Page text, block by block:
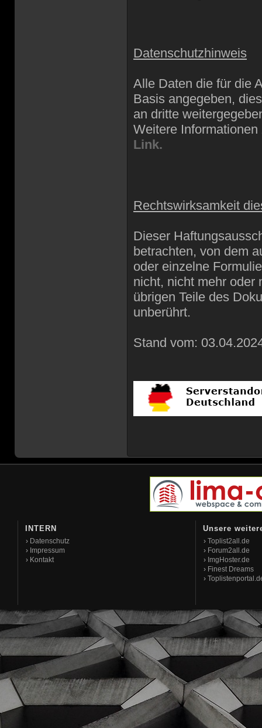
Datenschutzhinweis
Alle Daten die für die
Basis angegeben,
an dritte
Weitere
Link.
Rechtswirksamkeit
Dieser
betrachten, von dem
oder einzelne
nicht, nicht mehr oder
übrigen Teile des
unberührt.
Stand vom:
INTERN
› Datenschutz
› Impressum
› Kontakt
Unsere
›Toplist2all.de
› Forum2all.de
› ImgHoster.de
› Finest Dreams
›